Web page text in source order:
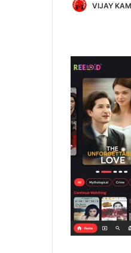
VIJAY